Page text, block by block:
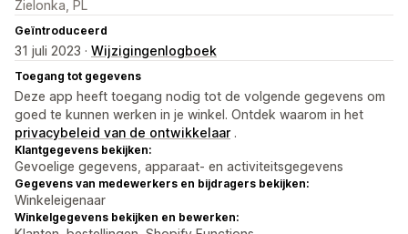
Zielonka, PL
Geïntroduceerd
31 juli 2023 · Wijzigingenlogboek
Toegang tot gegevens
Deze app heeft toegang nodig tot de volgende gegevens om
goed te kunnen werken in je winkel. Ontdek waarom in het
privacybeleid van de ontwikkelaar .
Klantgegevens bekijken:
Gevoelige gegevens, apparaat- en activiteitsgegevens
Gegevens van medewerkers en bijdragers bekijken:
Winkeleigenaar
Winkelgegevens bekijken en bewerken: